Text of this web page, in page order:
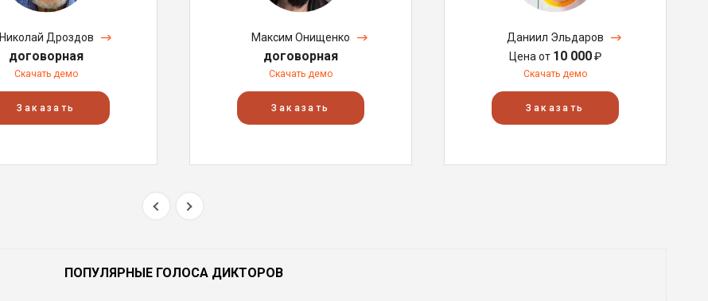
Николай Дроздов
договорная
Скачать демо
Заказать
Максим Онищенко
договорная
Скачать демо
Заказать
Даниил Эльдаров
Цена от 10 000₽
Скачать демо
Заказать
ПОПУЛЯРНЫЕ ГОЛОСА ДИКТОРОВ